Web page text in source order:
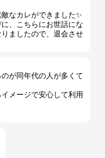
なカレができました✨
、こちらにお世話にな
ましたので、退会させ
が同年代の人が多くて
メージで安心して利用